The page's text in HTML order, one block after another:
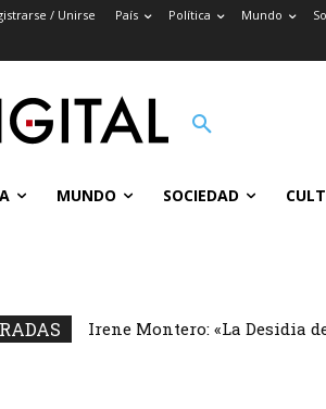
/ Unirse País Política Mundo
MUNDO SOCIEDAD
Irene Montero: «La Desidia